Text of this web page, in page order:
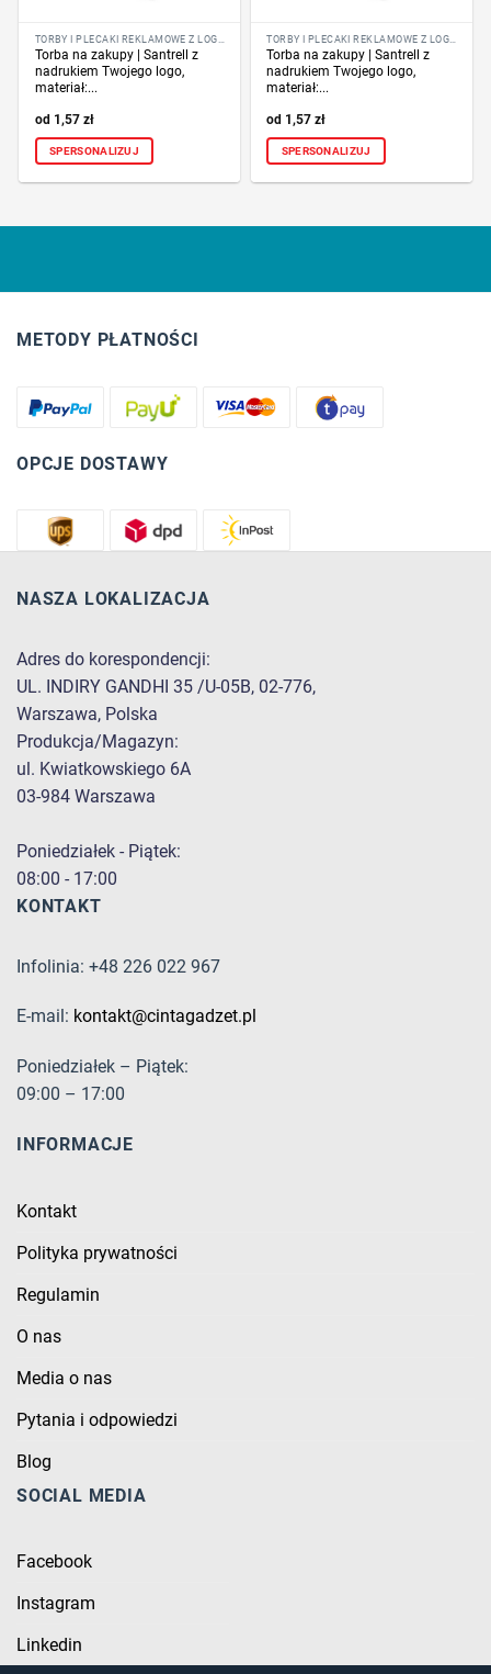
Torba na zakupy | Santrell z
nadrukiem Twojego logo,
materiał:...
1,57 zł
SPERSONALIZUJ
Torba na zakupy | Santrell z
nadrukiem Twojego logo,
materiał:...
1,57zł
SPERSONALIZUJ
METODY PŁATNOŚCI
OPCJE DOSTAWY
NASZA LOKALIZACJA
Adres do korespondencji:
UL. INDIRY GANDHI 35 /U-05B, 02-776,
Warszawa, Polska
Produkcja/Magazyn:
ul. Kwiatkowskiego 6A
03-984 Warszawa
Poniedziałek - Piątek:
08:00 - 17:00
KONTAKT
Infolinia: +48 226 022 967
E-mail: kontakt@cintagadzet.pl
Poniedziałek – Piątek:
09:00 – 17:00
INFORMACJE
Kontakt
Polityka prywatności
Regulamin
O nas
Media o nas
Pytania i odpowiedzi
Blog
SOCIAL MEDIA
Facebook
Instagram
Linkedin